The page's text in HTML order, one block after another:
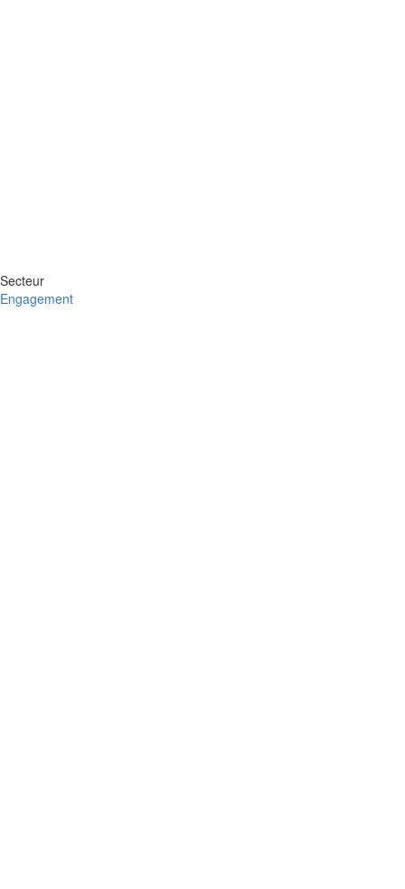
Secteur
Engagement